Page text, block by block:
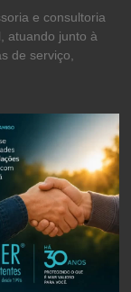
e consultoria
atuando junto à
de serviço,